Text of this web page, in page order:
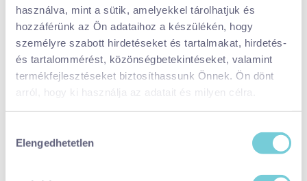
használva, mint a sütik, amelyekkel tárolhatjuk és
hozzáférünk az Ön adataihoz a készülékén, hogy
személyre szabott hirdetéseket és tartalmakat, hirdetés-
és tartalommérést, közönségbetekintéseket, valamint
termékfejlesztéseket biztosíthassunk Önnek. Ön dönt
arról, hogy ki használja az adatait és milyen célra.
Információgyűjtés az Ön földrajzi
Az Ön készülékén beazonosítása annak konkrét
kiválasztása
Elengedhetetlen
biztosítása a központi turizmusirányítás és a térségi szereplők
között. A piaci folyamatok elemzése, értékelése, helyi szinten a
kommunikációs tevékenység összehangolása mellett promotáljuk
és piacra visszük a Balatont, mint turisztikai desztinációt. Képzési
és szemléletformáló programokkal, tréningekkel, workshopokkal
támogatjuk a helyi vállalkozások edukációját,
versenyképességének javítását és digitális felzárkóztatását.